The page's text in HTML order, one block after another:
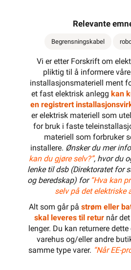
Relevante
Begrensningskabel
Vi er etter Forskrift om
pliktig til å informere
installasjonsmateriell ment
et fast elektrisk anlegg kan
en registrert
er elektrisk materiell som
for bruk i faste
materiell som forbruker
installere. Ønsker du mer
kan du gjøre selv?”, hvor du
lenke til dsb (Direktoratet for
og beredskap) for “Hva kan
selv på det elektriske
Alt som går på strøm eller
skal leveres til returnår det
lenger. Du kan returnere
varehus og/eller andre
samme type varer. “Når EE-